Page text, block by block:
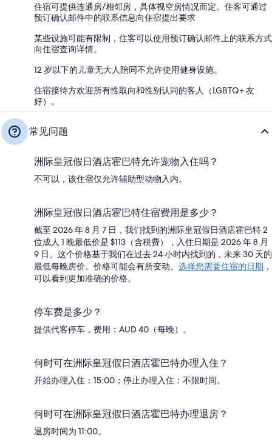
住宿可提供连通房/相邻房，具体视空房情况而定。住客可通过
预订确认邮件中的联系信息向住宿提出要求
某些设施可能有限制，住客可以使用预订确认邮件上的联系方式
向住宿查询详情。
12 岁以下的儿童无大人陪同不允许使用健身设施。
住宿接待方欢迎所有性取向和性别认同的客人（LGBTQ+ 友
好）。
常见问题
洲际皇冠假日酒店霍巴特允许宠物入住吗？
不可以，该住宿仅允许辅助型动物入内。
洲际皇冠假日酒店霍巴特住宿费用是多少？
截至 2026 年 8 月 7 日，我们找到的洲际皇冠假日酒店霍巴特 2
位成人 1 晚最低价是 $113（含税费），入住日期是 2026 年 8 月
9 日。这个价格基于我们在过去 24 小时内找到的，未来 30 天的
最低每晚房价。价格可能会有所变动。 选择您需要住宿的日期 ，
可以看到更加准确的价格。
停车费是多少？
提供代客停车，费用：AUD 40（每晚）。
何时可在洲际皇冠假日酒店霍巴特办理入住？
开始办理入住：15:00；停止办理入住：不限时间。
何时可在洲际皇冠假日酒店霍巴特办理退房？
退房时间为 11:00。